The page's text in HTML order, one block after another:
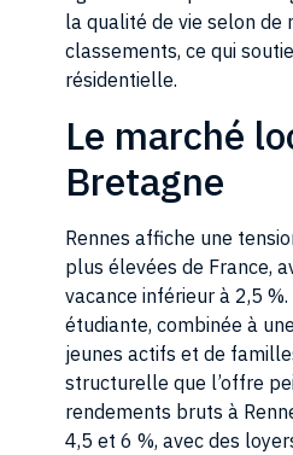
la qualité de vie selon de
classements, ce qui
résidentielle.
Le marché
Bretagne
Rennes affiche une
plus élevées de France,
vacance inférieur à 2,5
étudiante, combinée à
jeunes actifs et de
structurelle que l’offre
rendements bruts à
4,5 et 6 %, avec des